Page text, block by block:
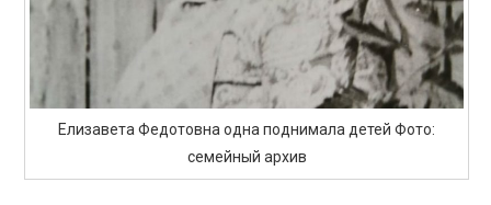
Елизавета Федотовна одна поднимала детей Фото:
семейный архив